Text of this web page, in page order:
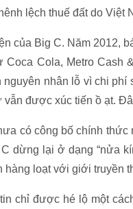
lệch thuế đất do Việt
của Big C. Năm 2012,
Cola, Metro Cash
nguyên nhân lỗ vì chi
vẫn được xúc tiến ồ ạt.
có công bố chính thức
dừng lại ở dạng “nửa
hàng loạt với giới truyền
chỉ được hé lộ một